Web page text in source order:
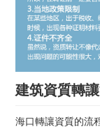
建筑資質轉
海口轉讓資質的流